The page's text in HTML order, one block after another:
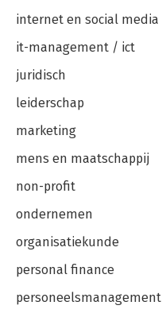
internet en social media
it-management / ict
juridisch
leiderschap
marketing
mens en maatschappij
non-profit
ondernemen
organisatiekunde
personal finance
personeelsmanagement